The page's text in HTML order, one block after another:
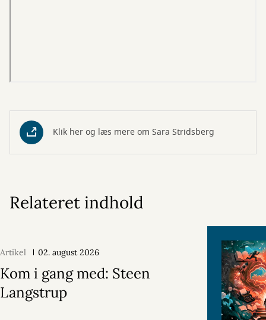
Klik her og læs mere om Sara Stridsberg
Relateret indhold
Artikel 02. august 2026
Kom i gang med: Steen
Langstrup